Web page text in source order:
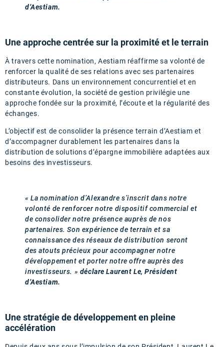
d’Aestiam.
Une approche centrée sur la proximité et le terrain
À travers cette nomination, Aestiam réaffirme sa volonté de
renforcer la qualité de ses relations avec ses partenaires
distributeurs. Dans un environnement concurrentiel et en
constante évolution, la société de gestion privilégie une
approche fondée sur la proximité, l’écoute et la régularité des
échanges.
L’objectif est de consolider la présence terrain d’Aestiam et
d’accompagner durablement les partenaires dans la
distribution de solutions d’épargne immobilière adaptées aux
besoins des investisseurs.
« La nomination d’Alexandre s’inscrit dans notre
volonté de renforcer notre dispositif commercial et
de consolider notre présence auprès de nos
partenaires. Son expérience de terrain et sa
connaissance des réseaux de distribution seront
des atouts précieux pour accompagner notre
développement et porter notre offre auprès des
investisseurs. » déclare Laurent Le, Président
d’Aestiam.
Une stratégie de développement en pleine
accélération